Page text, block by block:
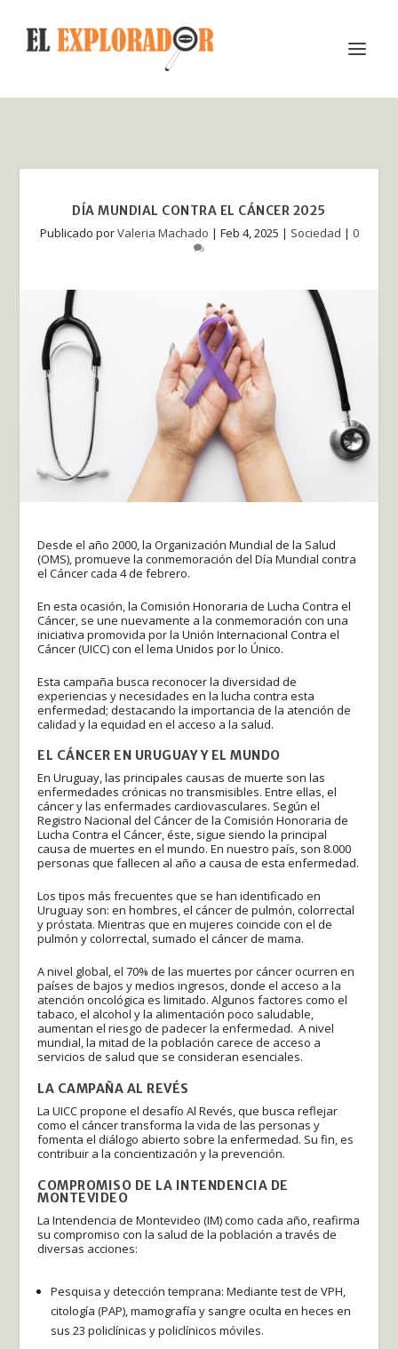
DÍA MUNDIAL CONTRA EL CÁNCER 2025
Publicado porValeria Machado | Feb 4, 2025 | Sociedad | 0
Desde el año 2000, la Organización Mundial de la Salud
(OMS), promueve la conmemoración del Día Mundial contra
el Cáncer cada 4 de febrero.
En esta ocasión, la Comisión Honoraria de Lucha Contra el
Cáncer, se une nuevamente a la conmemoración con una
iniciativa promovida por la Unión Internacional Contra el
Cáncer (UICC) con el lema Unidos por lo Único.
Esta campaña busca reconocer la diversidad de
experiencias y necesidades en la lucha contra esta
enfermedad; destacando la importancia de la atención de
calidad y la equidad en el acceso a la salud.
EL CÁNCER EN URUGUAY Y EL MUNDO
En Uruguay, las principales causas de muerte son las
enfermedades crónicas no transmisibles. Entre ellas, el
cáncer y las enfermades cardiovasculares. Según el
Registro Nacional del Cáncer de la Comisión Honoraria de
Lucha Contra el Cáncer, éste, sigue siendo la principal
causa de muertes en el mundo. En nuestro país, son 8.000
personas que fallecen al año a causa de esta enfermedad.
Los tipos más frecuentes que se han identificado en
Uruguay son: en hombres, el cáncer de pulmón, colorrectal
y próstata. Mientras que en mujeres coincide con el de
pulmón y colorrectal, sumado el cáncer de mama.
A nivel global, el 70% de las muertes por cáncer ocurren en
países de bajos y medios ingresos, donde el acceso a la
atención oncológica es limitado. Algunos factores como el
tabaco, el alcohol y la alimentación poco saludable,
aumentan el riesgo de padecer la enfermedad. A nivel
mundial, la mitad de la población carece de acceso a
servicios de salud que se consideran esenciales.
LA CAMPAÑA AL REVÉS
La UICC propone el desafío Al Revés, que busca reflejar
como el cáncer transforma la vida de las personas y
fomenta el diálogo abierto sobre la enfermedad. Su fin, es
contribuir a la concientización y la prevención.
COMPROMISO DE LA INTENDENCIA DE
MONTEVIDEO
La Intendencia de Montevideo (IM) como cada año, reafirma
su compromiso con la salud de la población a través de
diversas acciones:
Pesquisa y detección temprana: Mediante test de VPH,
citología (PAP), mamografía y sangre oculta en heces en
sus 23 policlínicas y policlínicos móviles.